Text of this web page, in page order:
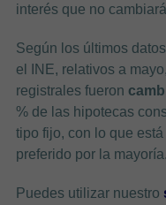
interés que no
Según los últimos
el INE, relativos a
registrales fueron
% de las hipotecas
tipo fijo, con lo que
preferido por la mayoría.
Puedes utilizar nuestro